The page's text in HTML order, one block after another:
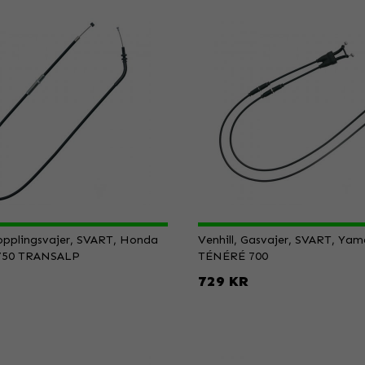
SVART, Honda
TRANSALP
Venhill, Gasvajer, SVART,
TÉNÉRÉ 700
729 KR